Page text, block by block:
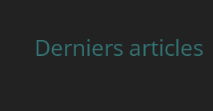
Derniers articles